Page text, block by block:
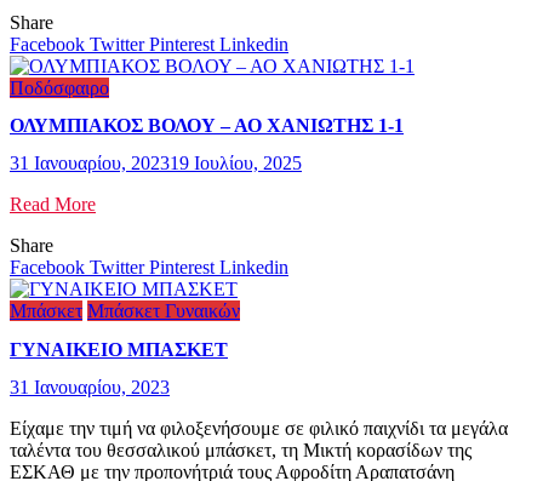
Share
Facebook TwitterPinterest Linkedin
Ποδόσφαιρο
ΟΛΥΜΠΙΑΚΟΣ ΒΟΛΟΥ – ΑΟ ΧΑΝΙΩΤΗΣ 1-1
31 Ιανουαρίου, 202319 Ιουλίου, 2025
Read More
Share
Facebook TwitterPinterestLinkedin
Μπάσκετ Μπάσκετ Γυναικών
ΓΥΝΑΙΚΕΙΟ ΜΠΑΣΚΕΤ
31 Ιανουαρίου, 2023
Είχαμε την τιμή να φιλοξενήσουμε σε φιλικό παιχνίδι τα μεγάλα
ταλέντα του θεσσαλικού μπάσκετ, τη Μικτή κορασίδων της
ΕΣΚΑΘ με την προπονήτριά τους Αφροδίτη Αραπατσάνη